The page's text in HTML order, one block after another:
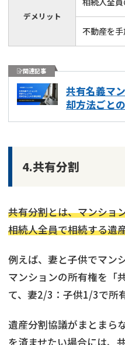
デメリット
不動産を
関連記事
共有名義マ
却方法ごと
4.共有分割
共有分割とは、マンショ
相続人全員で相続する遺
例えば、妻と子供でマン
マンションの所有権を「
て、妻2/3：子供1/3で所
遺産分割協議がまとまら
を済ませたい場合には、